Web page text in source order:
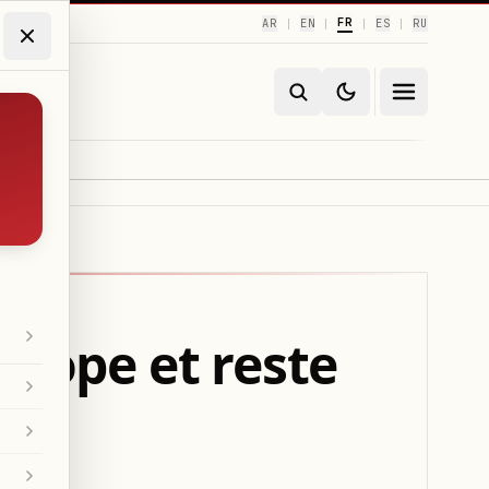
AR | EN | FR | ES | RU
et reste